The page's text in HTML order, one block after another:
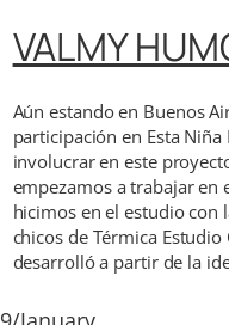
VALMY
Aún estando en Buenos
participación en Esta
involucrar en este
empezamos a trabajar en
hicimos en el estudio con
chicos de Térmica
desarrolló a partir de la